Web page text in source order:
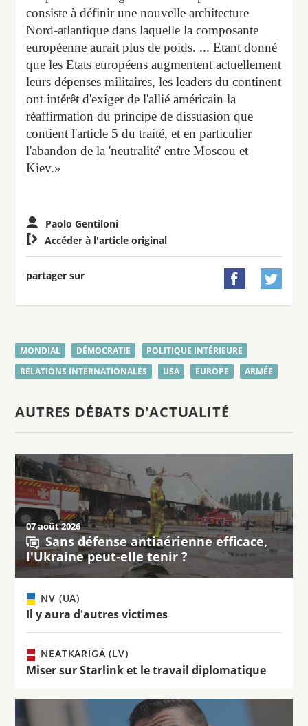
consiste à définir une nouvelle architecture
Nord-atlantique dans laquelle la composante
européenne aurait plus de poids. ... Etant donné
que les Etats européens augmentent actuellement
leurs dépenses militaires, les leaders du continent
ont intérêt d'exiger de l'allié américain la
réaffirmation du principe de dissuasion que
contient l'article 5 du traité, et en particulier
l'abandon de la 'neutralité' entre Moscou et
Kiev.»
Paolo Gentiloni
 Accéder à l'article original
partager sur  
MONDIAL DÉMOCRATIE
POLITIQUE INTÉRIEURE
RELATIONS INTERNATIONALES
USA EUROPE ARMÉE
AUTRES DÉBATS D'ACTUALITÉ
07 août 2026
Sans défense antiaérienne efficace,
l'Ukraine peut-elle tenir ?
NV (UA)
Il y aura d'autres victimes
NEATKARĪGĀ (LV)
Miser sur Starlink et le travail diplomatique